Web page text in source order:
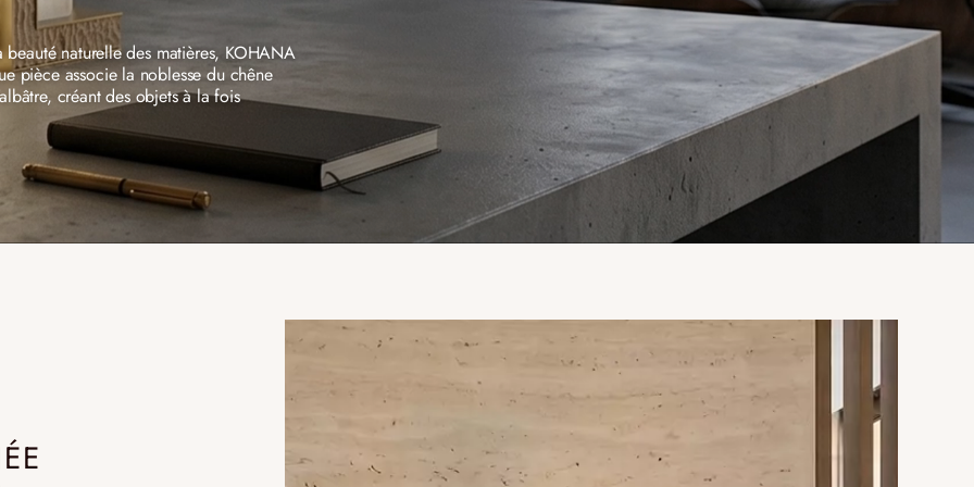
INCANDESCENCE OSLO
LE CRISTAL DE ROCHE REVUE DE PRESSE
naturelle des matières, KOHANA
pièce associe la noblesse du chêne
créant des objets à la fois